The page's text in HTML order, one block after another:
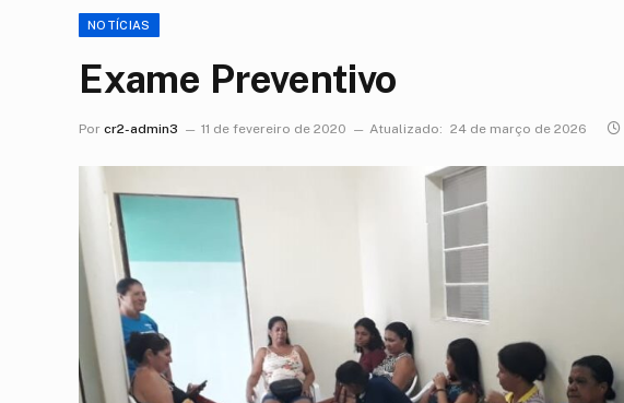
NOTÍCIAS
Exame Preventivo
Por cr2-admin3 11 de fevereiro de 2020 Atualizado: 24 de março de 2026